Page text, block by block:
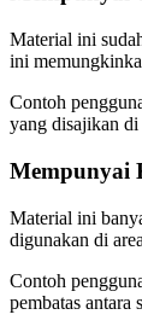
Material ini
ini
Contoh
yang disajikan di
Mempunyai
Material ini
digunakan di
Contoh
pembatas antara